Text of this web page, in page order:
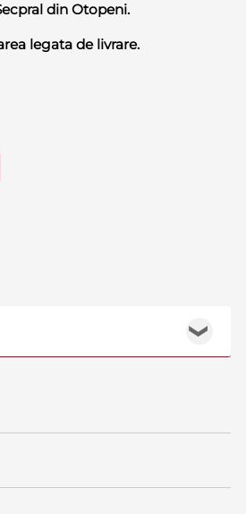
din Otopeni.
legata de livrare.
❯